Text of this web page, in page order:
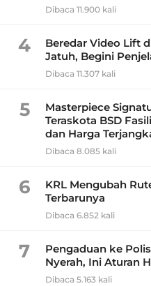
Dibaca 11.900 kali
4
Beredar Video Lift
Jatuh, Begini
Dibaca 11.307 kali
5
Masterpiece
Teraskota BSD
dan Harga
Dibaca 8.085 kali
6
KRL Mengubah
Terbarunya
Dibaca 6.852 kali
7
Pengaduan ke
Nyerah, Ini Aturan
Dibaca 5.163 kali